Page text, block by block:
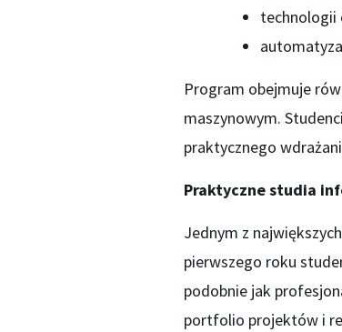
technologii
Program obejmuje
maszynowym.
praktycznego
Praktyczne studia
Jednym z
pierwszego roku
podobnie jak
portfolio projektów i